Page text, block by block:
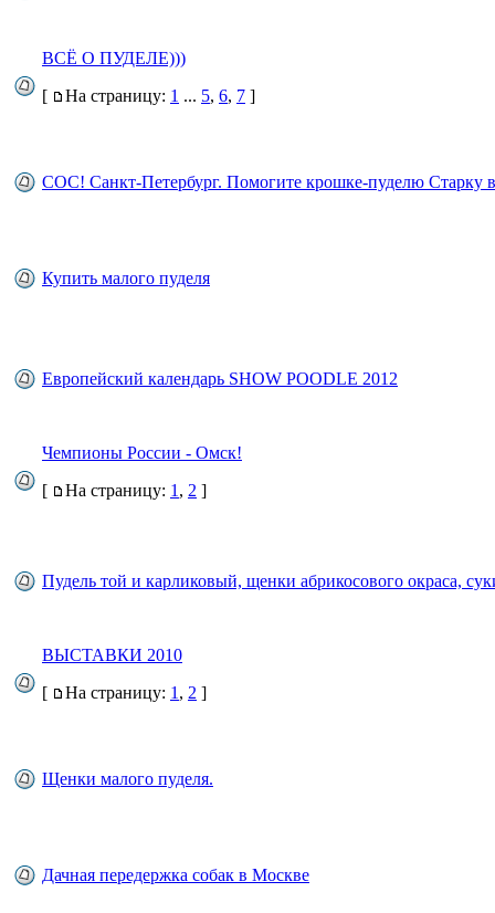
ВСЁ О ПУДЕЛЕ)))
[
На страницу: 1 ... 5, 6, 7 ]
СОС! Санкт-Петербург. Помогите крошке-пуделю Старку
Купить малого пуделя
Европейский календарь SHOW POODLE 2012
Чемпионы России - Омск!
[
На страницу: 1 , 2 ]
Пудель той и карликовый, щенки абрикосового окраса,
ВЫСТАВКИ 2010
[
На страницу: 1 , 2 ]
Щенки малого пуделя.
Дачная передержка собак в Москве